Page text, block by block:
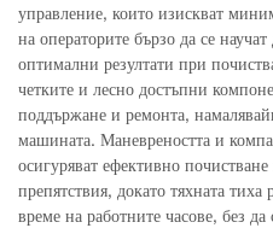
управление, които изискват
на операторите бързо да се
оптимални резултати при
четките и лесно достъпни
поддържане и ремонта,
машината. Маневреността и
осигуряват ефективно
препятствия, докато тяхната
време на работните часове, без